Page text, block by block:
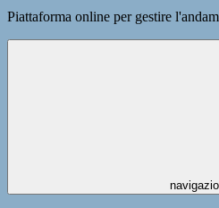
Piattaforma online per gestire